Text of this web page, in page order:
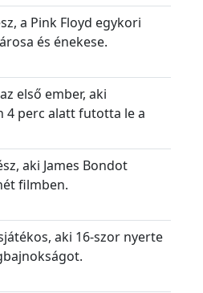
a Pink Floyd egykori
és énekese.
első ember, aki
4 perc alatt futotta le a
aki James Bondot
filmben.
aki 16-szor nyerte